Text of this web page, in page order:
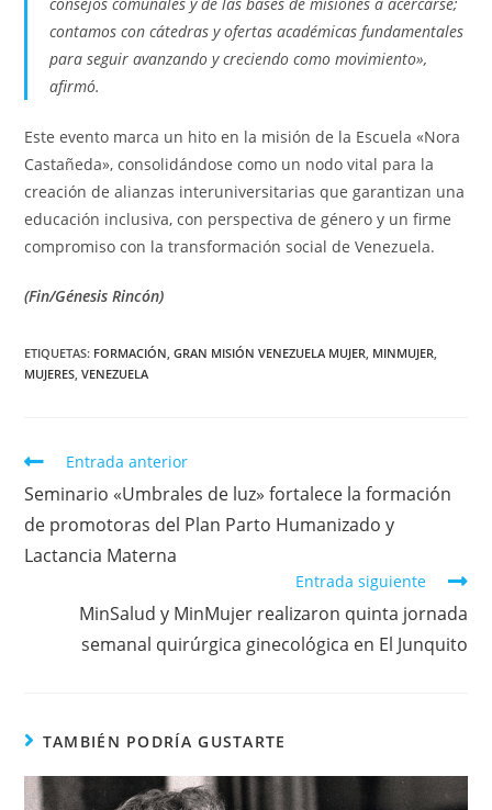
contamos con cátedras y ofertas académicas fundamentales
para seguir avanzando y creciendo como movimiento»,
afirmó.
Este evento marca un hito en la misión de la Escuela «Nora
Castañeda», consolidándose como un nodo vital para la
creación de alianzas interuniversitarias que garantizan una
educación inclusiva, con perspectiva de género y un firme
compromiso con la transformación social de Venezuela.
(Fin/Génesis Rincón)
ETIQUETAS: FORMACIÓN GRAN MISIÓN VENEZUELA MUJER MINMUJER
MUJERES VENEZUELA
Entrada anterior
Seminario «Umbrales de luz» fortalece la formación
de promotoras del Plan Parto Humanizado y
Lactancia Materna
Entrada siguiente
MinSalud y MinMujer realizaron quinta jornada
semanal quirúrgica ginecológica en El Junquito
TAMBIÉN PODRÍA GUSTARTE